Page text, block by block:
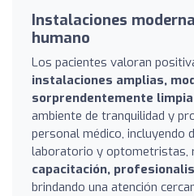
Instalaciones
humano
Los pacientes valoran
instalaciones amplias,
sorprendentemente
ambiente de tranquilidad y
personal médico, incluyendo
laboratorio y optometristas,
capacitación,
brindando una atención